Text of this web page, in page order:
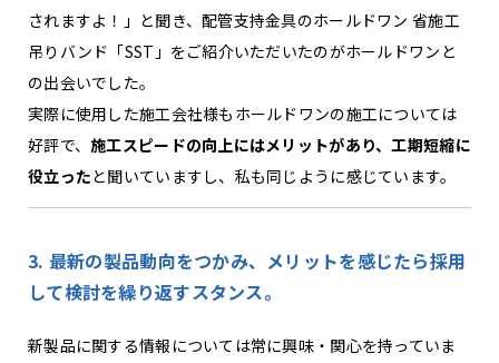
されますよ！」と聞き、配管支持金具のホールドワン 省施工
吊りバンド「SST」をご紹介いただいたのがホールドワンと
の出会いでした。
実際に使用した施工会社様もホールドワンの施工については
好評で、施工スピードの向上にはメリットがあり、工期短縮に
役立ったと聞いていますし、私も同じように感じています。
3. 最新の製品動向をつかみ、メリットを感じたら採用
して検討を繰り返すスタンス。
新製品に関する情報については常に興味・関心を持っていま